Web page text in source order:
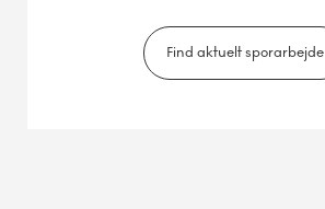
Find aktuelt sporarbejde